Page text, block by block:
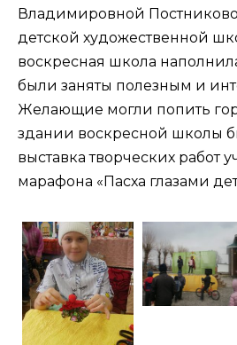
Владимировной
детской художественной
воскресная школа
были заняты полезным и
Желающие могли попить
здании воскресной школы
выставка творческих работ
марафона «Пасха глазами